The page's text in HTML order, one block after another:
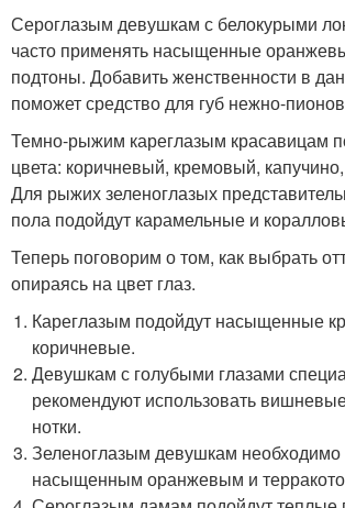
Сероглазым девушкам с белокурыми
часто применять насыщенные
подтоны. Добавить женственности в
поможет средство для губ нежно-
Темно-рыжим кареглазым красавицам
цвета: коричневый, кремовый,
Для рыжих зеленоглазых
пола подойдут карамельные и
Теперь поговорим о том, как выбрать
опираясь на цвет глаз.
Кареглазым подойдут насыщенные
коричневые.
Девушкам с голубыми глазами
рекомендуют использовать
нотки.
Зеленоглазым девушкам необходимо
насыщенным оранжевым и